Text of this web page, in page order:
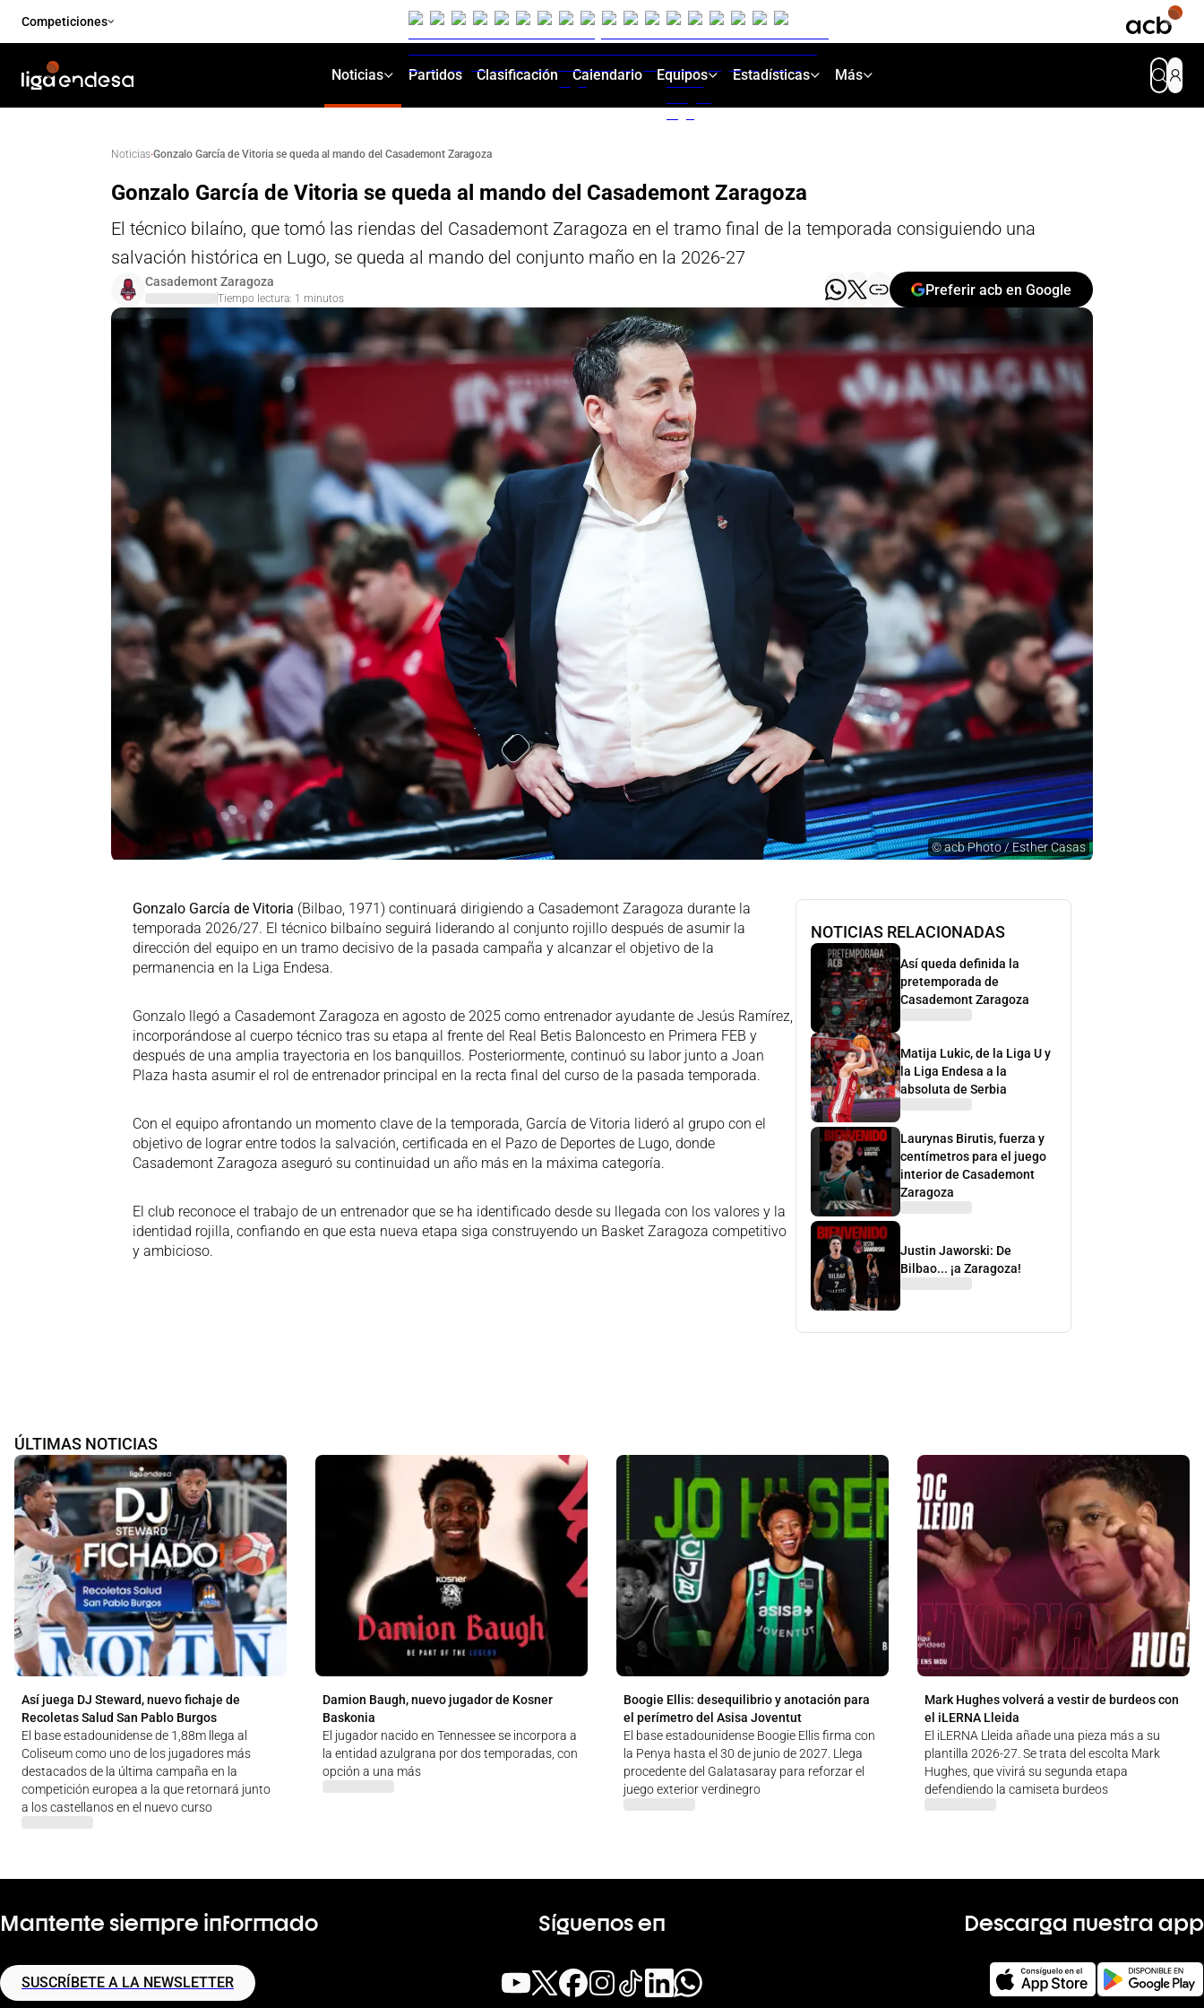
Competiciones
Noticias Partidos Clasificación Calendario Equipos Estadísticas Más
Noticias·Gonzalo García de Vitoria se queda al mando del Casademont Zaragoza
Gonzalo García de Vitoria se queda al mando del Casademont Zaragoza
El técnico bilaíno, que tomó las riendas del Casademont Zaragoza en el tramo final de la temporada consiguiendo una
salvación histórica en Lugo, se queda al mando del conjunto maño en la 2026-27
Casademont Zaragoza
Tiempo lectura: 1 minutos
Preferir acb en Google
©acb Photo / Esther Casas
Gonzalo García de Vitoria (Bilbao, 1971) continuará dirigiendo a Casademont Zaragoza durante la
temporada 2026/27. El técnico bilbaíno seguirá liderando al conjunto rojillo después de asumir la
dirección del equipo en un tramo decisivo de la pasada campaña y alcanzar el objetivo de la
permanencia en la Liga Endesa.
Gonzalo llegó a Casademont Zaragoza en agosto de 2025 como entrenador ayudante de Jesús Ramírez,
incorporándose al cuerpo técnico tras su etapa al frente del Real Betis Baloncesto en Primera FEB y
después de una amplia trayectoria en los banquillos. Posteriormente, continuó su labor junto a Joan
Plaza hasta asumir el rol de entrenador principal en la recta final del curso de la pasada temporada.
Con el equipo afrontando un momento clave de la temporada, García de Vitoria lideró al grupo con el
objetivo de lograr entre todos la salvación, certificada en el Pazo de Deportes de Lugo, donde
Casademont Zaragoza aseguró su continuidad un año más en la máxima categoría.
El club reconoce el trabajo de un entrenador que se ha identificado desde su llegada con los valores y la
identidad rojilla, confiando en que esta nueva etapa siga construyendo un Basket Zaragoza competitivo
y ambicioso.
NOTICIAS RELACIONADAS
Así queda definida la
pretemporada de
Casademont Zaragoza
Matija Lukic, de la Liga U y
la Liga Endesa a la
absoluta de Serbia
Laurynas Birutis, fuerza y
centímetros para el juego
interior de Casademont
Zaragoza
Justin Jaworski: De
Bilbao... ¡a Zaragoza!
ÚLTIMAS NOTICIAS
Así juega DJ Steward, nuevo fichaje de
Recoletas Salud San Pablo Burgos
El base estadounidense de 1,88m llega al
Coliseum como uno de los jugadores más
destacados de la última campaña en la
competición europea a la que retornará junto
a los castellanos en el nuevo curso
Damion Baugh, nuevo jugador de Kosner
Baskonia
El jugador nacido en Tennessee se incorpora a
la entidad azulgrana por dos temporadas, con
opción a una más
Boogie Ellis: desequilibrio y anotación para
el perímetro del Asisa Joventut
El base estadounidense Boogie Ellis firma con
la Penya hasta el 30 de junio de 2027. Llega
procedente del Galatasaray para reforzar el
juego exterior verdinegro
Mark Hughes volverá a vestir de burdeos con
el iLERNA Lleida
El iLERNA Lleida añade una pieza más a su
plantilla 2026-27. Se trata del escolta Mark
Hughes, que vivirá su segunda etapa
defendiendo la camiseta burdeos
Mantente siempre informado
SUSCRÍBETE A LA NEWSLETTER
Síguenos en Descarga nuestra app